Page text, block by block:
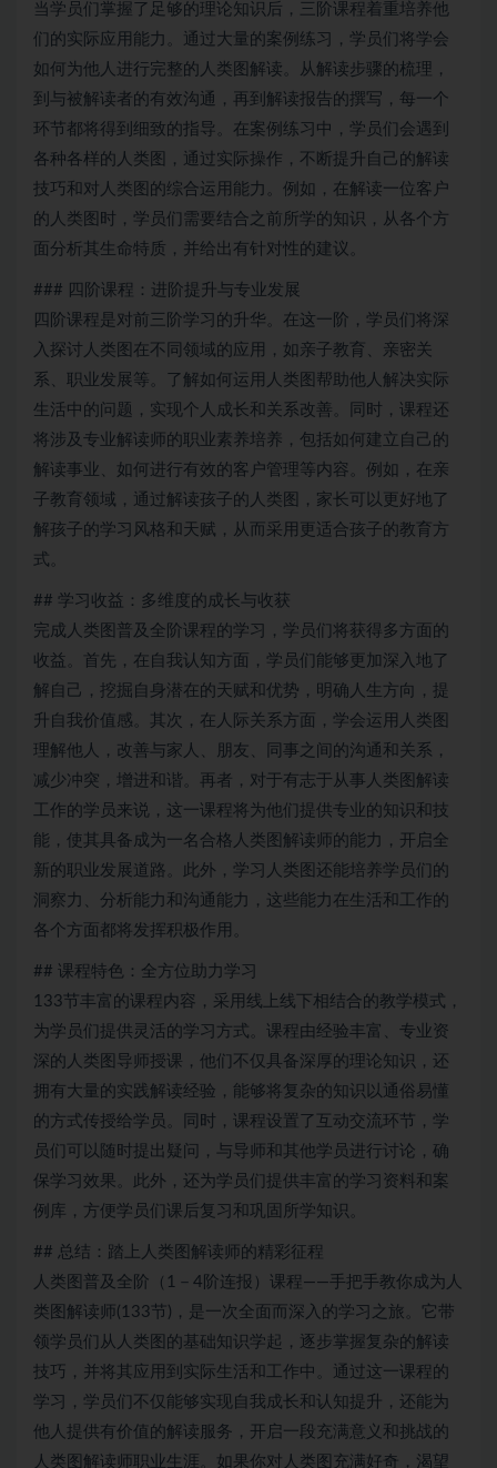
当学员们掌握了足够的理论知识后，三阶课程着重培养他
们的实际应用能力。通过大量的案例练习，学员们将学会
如何为他人进行完整的人类图解读。从解读步骤的梳理，
到与被解读者的有效沟通，再到解读报告的撰写，每一个
环节都将得到细致的指导。在案例练习中，学员们会遇到
各种各样的人类图，通过实际操作，不断提升自己的解读
技巧和对人类图的综合运用能力。例如，在解读一位客户
的人类图时，学员们需要结合之前所学的知识，从各个方
面分析其生命特质，并给出有针对性的建议。
### 四阶课程：进阶提升与专业发展
四阶课程是对前三阶学习的升华。在这一阶，学员们将深
入探讨人类图在不同领域的应用，如亲子教育、亲密关
系、职业发展等。了解如何运用人类图帮助他人解决实际
生活中的问题，实现个人成长和关系改善。同时，课程还
将涉及专业解读师的职业素养培养，包括如何建立自己的
解读事业、如何进行有效的客户管理等内容。例如，在亲
子教育领域，通过解读孩子的人类图，家长可以更好地了
解孩子的学习风格和天赋，从而采用更适合孩子的教育方
式。
## 学习收益：多维度的成长与收获
完成人类图普及全阶课程的学习，学员们将获得多方面的
收益。首先，在自我认知方面，学员们能够更加深入地了
解自己，挖掘自身潜在的天赋和优势，明确人生方向，提
升自我价值感。其次，在人际关系方面，学会运用人类图
理解他人，改善与家人、朋友、同事之间的沟通和关系，
减少冲突，增进和谐。再者，对于有志于从事人类图解读
工作的学员来说，这一课程将为他们提供专业的知识和技
能，使其具备成为一名合格人类图解读师的能力，开启全
新的职业发展道路。此外，学习人类图还能培养学员们的
洞察力、分析能力和沟通能力，这些能力在生活和工作的
各个方面都将发挥积极作用。
## 课程特色：全方位助力学习
133节丰富的课程内容，采用线上线下相结合的教学模式，
为学员们提供灵活的学习方式。课程由经验丰富、专业资
深的人类图导师授课，他们不仅具备深厚的理论知识，还
拥有大量的实践解读经验，能够将复杂的知识以通俗易懂
的方式传授给学员。同时，课程设置了互动交流环节，学
员们可以随时提出疑问，与导师和其他学员进行讨论，确
保学习效果。此外，还为学员们提供丰富的学习资料和案
例库，方便学员们课后复习和巩固所学知识。
## 总结：踏上人类图解读师的精彩征程
人类图普及全阶（1－4阶连报）课程——手把手教你成为人
类图解读师(133节)，是一次全面而深入的学习之旅。它带
领学员们从人类图的基础知识学起，逐步掌握复杂的解读
技巧，并将其应用到实际生活和工作中。通过这一课程的
学习，学员们不仅能够实现自我成长和认知提升，还能为
他人提供有价值的解读服务，开启一段充满意义和挑战的
人类图解读师职业生涯。如果你对人类图充满好奇，渴望